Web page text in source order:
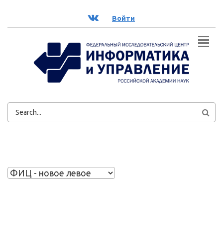
ВК Войти
ФОРМА